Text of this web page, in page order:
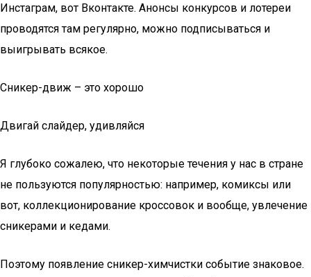
Инстаграм, вот Вконтакте. Анонсы конкурсов и лотереи
проводятся там регулярно, можно подписываться и
выигрывать всякое.
Сникер-движ – это хорошо
Двигай слайдер, удивляйся
Я глубоко сожалею, что некоторые течения у нас в стране
не пользуются популярностью: например, комиксы или
вот, коллекционирование кроссовок и вообще, увлечение
сникерами и кедами.
Поэтому появление сникер-химчистки событие знаковое.